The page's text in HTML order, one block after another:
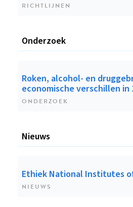
RICHTLIJNEN
Onderzoek
Roken, alcohol- en
economische verschillen in
ONDERZOEK
Nieuws
Ethiek National Institutes
NIEUWS